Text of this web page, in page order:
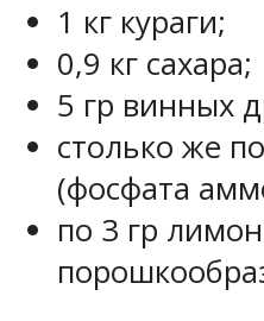
1 кг кураги;
0,9 кг сахара;
5 гр винных
столько же
(фосфата
по 3 гр